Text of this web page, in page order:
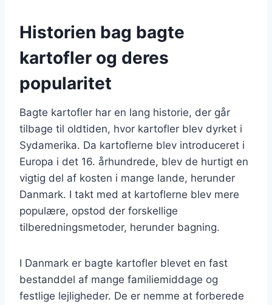
Historien bag bagte
kartofler og deres
popularitet
Bagte kartofler har en lang historie, der går
tilbage til oldtiden, hvor kartofler blev dyrket i
Sydamerika. Da kartoflerne blev introduceret i
Europa i det 16. århundrede, blev de hurtigt en
vigtig del af kosten i mange lande, herunder
Danmark. I takt med at kartoflerne blev mere
populære, opstod der forskellige
tilberedningsmetoder, herunder bagning.
I Danmark er bagte kartofler blevet en fast
bestanddel af mange familiemiddage og
festlige lejligheder. De er nemme at forberede